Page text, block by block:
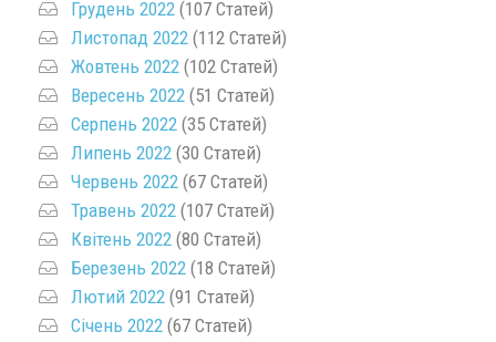
Грудень 2022 (107 Статей)
Листопад 2022 (112 Статей)
Жовтень 2022 (102 Статей)
Вересень 2022 (51 Статей)
Серпень 2022 (35 Статей)
Липень 2022 (30 Статей)
Червень 2022 (67 Статей)
Травень 2022 (107 Статей)
Квітень 2022 (80 Статей)
Березень 2022 (18 Статей)
Лютий 2022 (91 Статей)
Січень 2022 (67 Статей)